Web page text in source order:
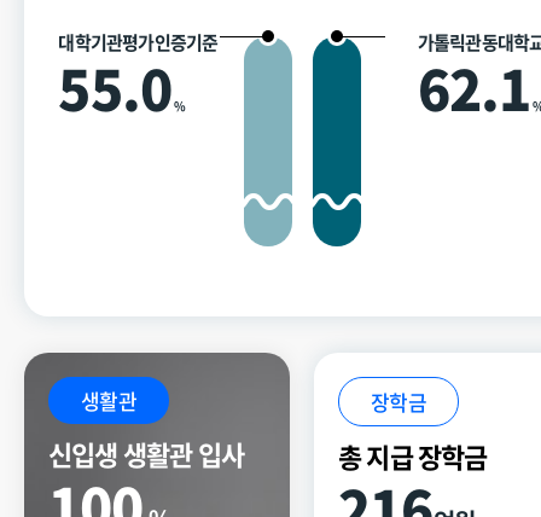
대학기관평가인증기준
55.0%
가톨릭관동대학
62.1
생활관
신입생 생활관 입사
장학금
총 지급 장학금